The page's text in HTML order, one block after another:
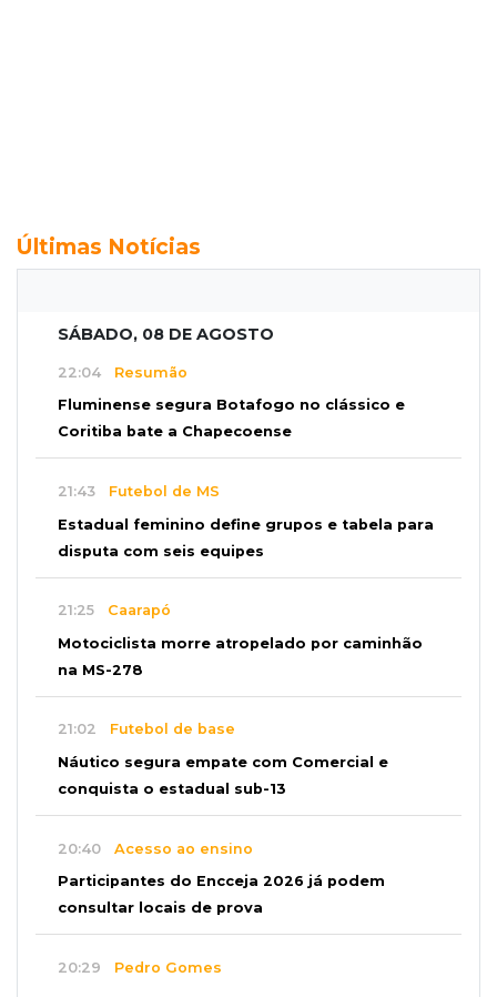
Últimas Notícias
SÁBADO, 08 DE AGOSTO
22:04 Resumão
Fluminense segura Botafogo no clássico e
Coritiba bate a Chapecoense
21:43 Futebol de MS
Estadual feminino define grupos e tabela para
disputa com seis equipes
21:25 Caarapó
Motociclista morre atropelado por caminhão
na MS-278
21:02 Futebol de base
Náutico segura empate com Comercial e
conquista o estadual sub-13
20:40 Acesso ao ensino
Participantes do Encceja 2026 já podem
consultar locais de prova
20:29 Pedro Gomes